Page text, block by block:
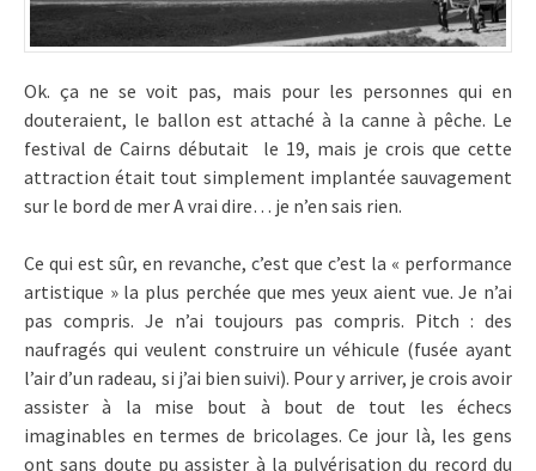
Ok. ça ne se voit pas, mais pour les personnes qui en
douteraient, le ballon est attaché à la canne à pêche. Le
festival de Cairns débutait le 19, mais je crois que cette
attraction était tout simplement implantée sauvagement
sur le bord de mer A vrai dire… je n’en sais rien.
Ce qui est sûr, en revanche, c’est que c’est la « performance
artistique » la plus perchée que mes yeux aient vue. Je n’ai
pas compris. Je n’ai toujours pas compris. Pitch : des
naufragés qui veulent construire un véhicule (fusée ayant
l’air d’un radeau, si j’ai bien suivi). Pour y arriver, je crois avoir
assister à la mise bout à bout de tout les échecs
imaginables en termes de bricolages. Ce jour là, les gens
ont sans doute pu assister à la pulvérisation du record du